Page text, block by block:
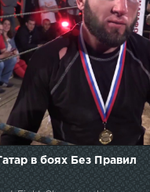
в боях Без Правил